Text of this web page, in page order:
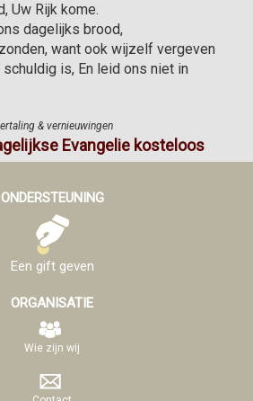
Uw Rijk kome.
dagelijks brood,
want ook wijzelf vergeven
is, En leid ons niet in
& vernieuwingen
Evangelie kosteloos
ONDERSTEUNING
Een gift geven
ORGANISATIE
Wie zijn wij